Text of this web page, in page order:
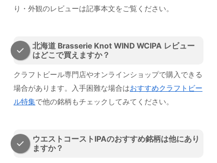
り・外観のレビューは記事本文をご覧ください。
北海道 Brasserie Knot WIND WCIPA レビュー
はどこで買えますか？
クラフトビール専門店やオンラインショップで購入できる
場合があります。入手困難な場合はおすすめクラフトビー
ル特集で他の銘柄もチェックしてみてください。
ウエストコーストIPAのおすすめ銘柄は他にあり
ますか？